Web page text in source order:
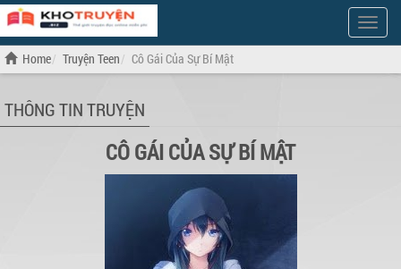
Show
Menu
Home Truyện Teen Cô Gái Của Sự Bí Mật
THÔNG TIN TRUYỆN
CÔ GÁI CỦA SỰ BÍ MẬT